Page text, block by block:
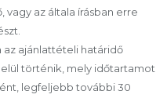
vagy az általa írásban erre
az ajánlattételi határidő
történik, mely időtartamot
legfeljebb további 30